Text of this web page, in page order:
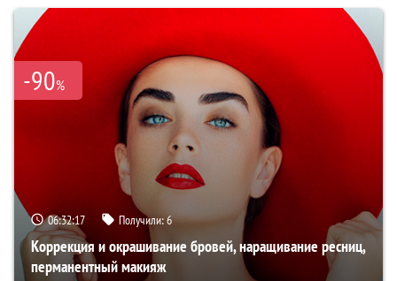
-90%
06:32:16 Получили:6
Коррекция и окрашивание бровей, наращивание ресниц,
перманентный макияж